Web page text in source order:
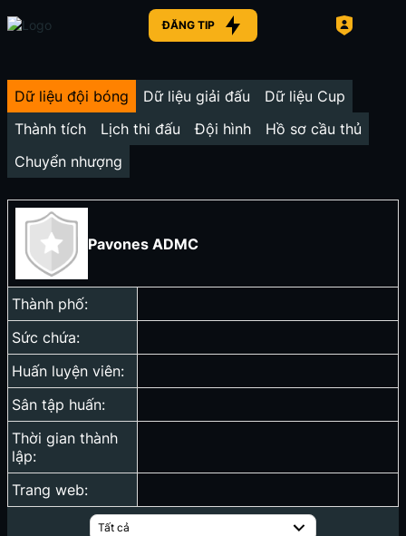
ĐĂNG TIP
Dữ liệu đội bóng Dữ liệu giải đấu
Dữ liệu Cup
Thành tích
Lịch thi đấu Đội hình
Hồ sơ cầu thủ
Chuyển nhượng
Pavones ADMC
Thành phố:
Sức chứa:
Huấn luyện viên:
Sân tập huấn:
Thời gian thành
lập:
Trang web:
Tất cả